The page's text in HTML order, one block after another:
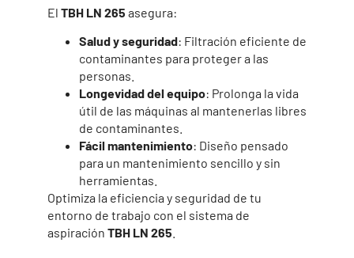
El TBH LN 265 asegura:
Salud y seguridad: Filtración eficiente de
contaminantes para proteger a las
personas.
Longevidad del equipo: Prolonga la vida
útil de las máquinas al mantenerlas libres
de contaminantes.
Fácil mantenimiento: Diseño pensado
para un mantenimiento sencillo y sin
herramientas.
Optimiza la eficiencia y seguridad de tu
entorno de trabajo con el sistema de
aspiración TBH LN 265